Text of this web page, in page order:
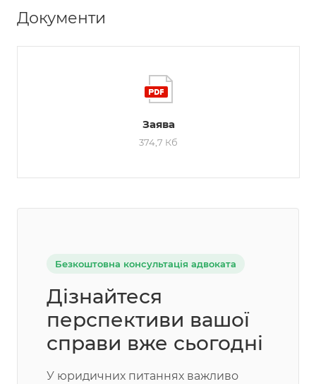
Документи
Заява
374,7 Кб
Безкоштовна консультація адвоката
Дізнайтеся
перспективи вашої
справи вже сьогодні
У юридичних питаннях важливо